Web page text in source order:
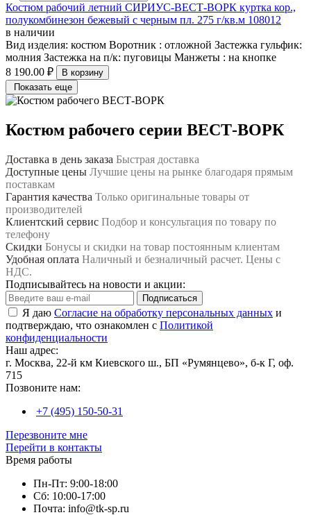
Костюм рабочий летний СИРИУС-ВЕСТ-ВОРК куртка кор.,
полукомбинезон бежевый с черным пл. 275 г/кв.м 108012
в наличии
Вид изделия: костюм Воротник : отложной Застежка гульфик:
молния Застежка на п/к: пуговицы Манжеты : на кнопке
8 190.00 ₽
В корзину
Показать еще
Костюм рабочего серии ВЕСТ-ВОРК
Доставка в день заказа Быстрая доставка
Доступные цены Лучшие цены на рынке благодаря прямым
поставкам
Гарантия качества Только оригинальные товары от
производителей
Клиентский сервис Подбор и консультация по товару по
телефону
Скидки Бонусы и скидки на товар постоянным клиентам
Удобная оплата Наличный и безналичный расчет. Цены с
НДС.
Подписывайтесь на новости и акции:
Подписаться
Я даю Согласие на обработку персональных данных и
подтверждаю, что ознакомлен с Политикой
конфиденциальности
Наш адрес:
г. Москва, 22-й км Киевского ш., БП «Румянцево», б-к Г, оф.
715
Позвоните нам:
+7 (495) 150-50-31
Перезвоните мне
Перейти в контакты
Время работы
Пн-Пт: 9:00-18:00
Сб: 10:00-17:00
Почта: info@tk-sp.ru